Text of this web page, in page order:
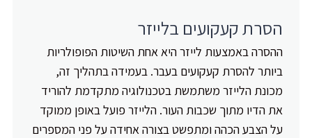
הסרת קעקועים בלייזר
ההסרה באמצעות לייזר היא אחת השיטות הפופולריות
ביותר להסרת קעקועים בעבר. בעמידה בתהליך זה,
מכונת הלייזר משתמשת בטכנולוגיה מתקדמת להוריד
את הדיו מתוך שכבות העור. הלייזר פועל באופן ממוקד
על הצבע הכהה ומתפשט בצורה אחידה על פני המספרים